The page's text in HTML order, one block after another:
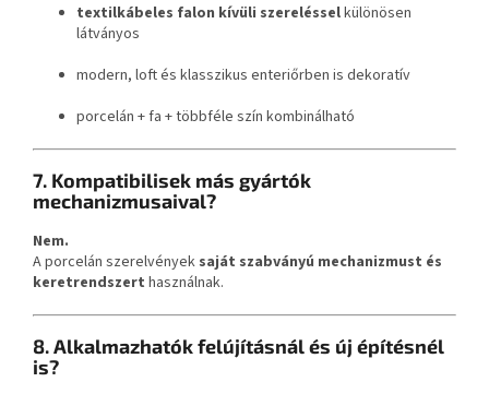
textilkábeles falon kívüli szerelésselkülönösen
látványos
modern, loft és klasszikus enteriőrben is dekoratív
porcelán + fa + többféle szín kombinálható
7. Kompatibilisek más gyártók
mechanizmusaival?
Nem.
A porcelán szerelvények saját szabványú mechanizmust és
keretrendszert használnak.
8. Alkalmazhatók felújításnál és új építésnél
is?